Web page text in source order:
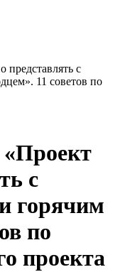
с
11 советов по
с
горячим
по
проекта